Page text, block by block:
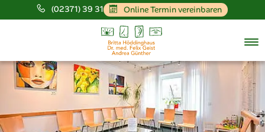
Hauptmenü
Inhalt
(02371) 39 31 Online Termin vereinbaren